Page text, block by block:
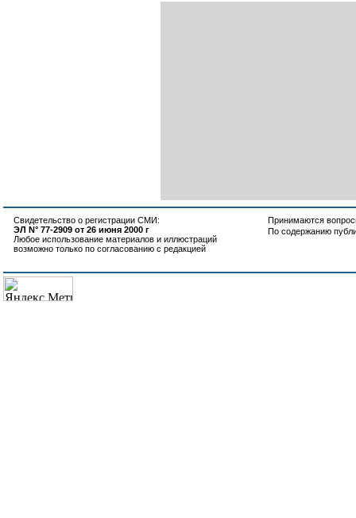
Свидетельство о регистрации СМИ:
ЭЛ N° 77-2909 от 26 июня 2000 г
Любое использование материалов и иллюстраций
возможно только по согласованию с редакцией
Принимаются
По содержанию